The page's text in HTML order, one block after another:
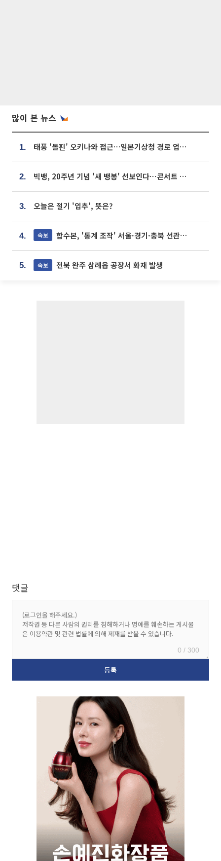
많이 본 뉴스
1. 태풍 '돌핀' 오키나와 접근…일본기상청 경로 업데이트
2. 빅뱅, 20주년 기념 '새 뱅봉' 선보인다⋯콘서트 앞두고 팝업 개최
3. 오늘은 절기 '입추', 뜻은?
4. 속보 합수본, '통계 조작' 서울·경기·충북 선관위 등 추가 압수수색
5. 속보 전북 완주 삼례읍 공장서 화재 발생
댓글
0 / 300